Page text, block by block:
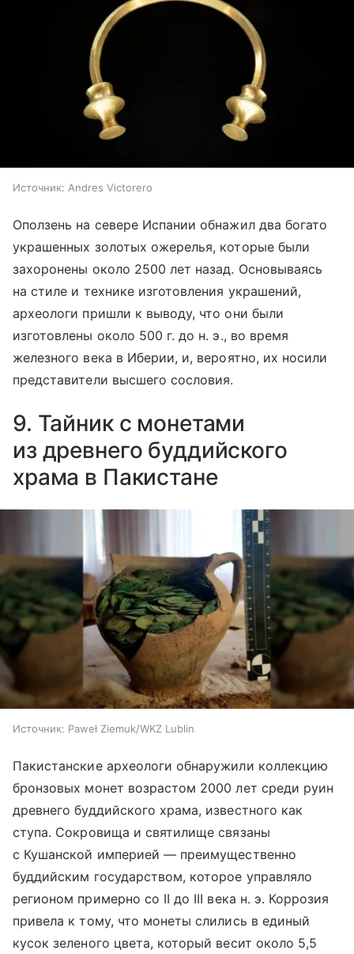
Источник: Andres Victorero
Оползень на севере Испании обнажил два богато
украшенных золотых ожерелья, которые были
захоронены около 2500 лет назад. Основываясь
на стиле и технике изготовления украшений,
археологи пришли к выводу, что они были
изготовлены около 500 г. до н. э., во время
железного века в Иберии, и, вероятно, их носили
представители высшего сословия.
9. Тайник с монетами
из древнего буддийского
храма в Пакистане
Источник: Paweł Ziemuk/WKZ Lublin
Пакистанские археологи обнаружили коллекцию
бронзовых монет возрастом 2000 лет среди руин
древнего буддийского храма, известного как
ступа. Сокровища и святилище связаны
с Кушанской империей — преимущественно
буддийским государством, которое управляло
регионом примерно со II до III века н. э. Коррозия
привела к тому, что монеты слились в единый
кусок зеленого цвета, который весит около 5,5